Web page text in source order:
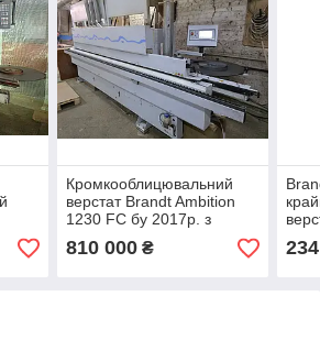
Кромкооблицювальний
верстат Brandt Ambition
1230 FC бу 2017р. з
прифугуванням, раундом,
циклями та поліруванням
810 000₴